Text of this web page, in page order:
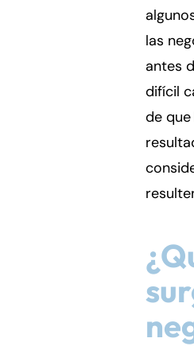
las
antes
difícil
de